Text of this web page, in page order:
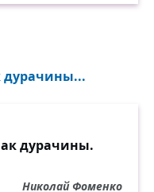
дурачины...
дурачины.
Николай Фоменко